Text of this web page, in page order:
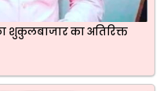
शुकुलबाजार का अतिरिक्त